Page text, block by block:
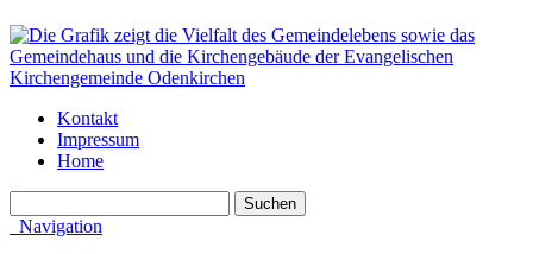
Kontakt
Impressum
Home
Navigation